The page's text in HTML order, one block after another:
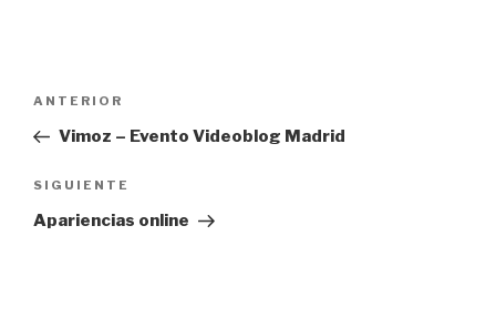
entradas
Entrada
anterior:
ANTERIOR
Vimoz – Evento Videoblog Madrid
Siguiente
entrada
SIGUIENTE
Apariencias online